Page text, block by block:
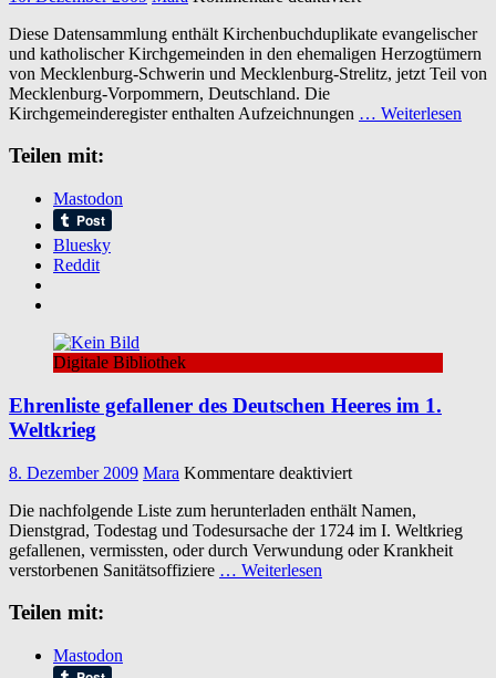
1876-
1918
Diese Datensammlung enthält Kirchenbuchduplikate evangelischer
und katholischer Kirchgemeinden in den ehemaligen Herzogtümern
von Mecklenburg-Schwerin und Mecklenburg-Strelitz, jetzt Teil von
Mecklenburg-Vorpommern, Deutschland. Die
Kirchgemeinderegister enthalten Aufzeichnungen … Weiterlesen
Teilen mit:
Mastodon
Bluesky
Reddit
Digitale Bibliothek
Ehrenliste gefallener des Deutschen Heeres im 1.
Weltkrieg
8. Dezember 2009 Mara Kommentare deaktiviertfür
gefallener
des
Deutschen
Die nachfolgende Liste zum herunterladen enthält Namen,
Dienstgrad, Todestag und Todesursache der 1724 im I. Weltkrieg
gefallenen, vermissten, oder durch Verwundung oder Krankheit
verstorbenen Sanitätsoffiziere … Weiterlesen
Teilen mit:
Mastodon